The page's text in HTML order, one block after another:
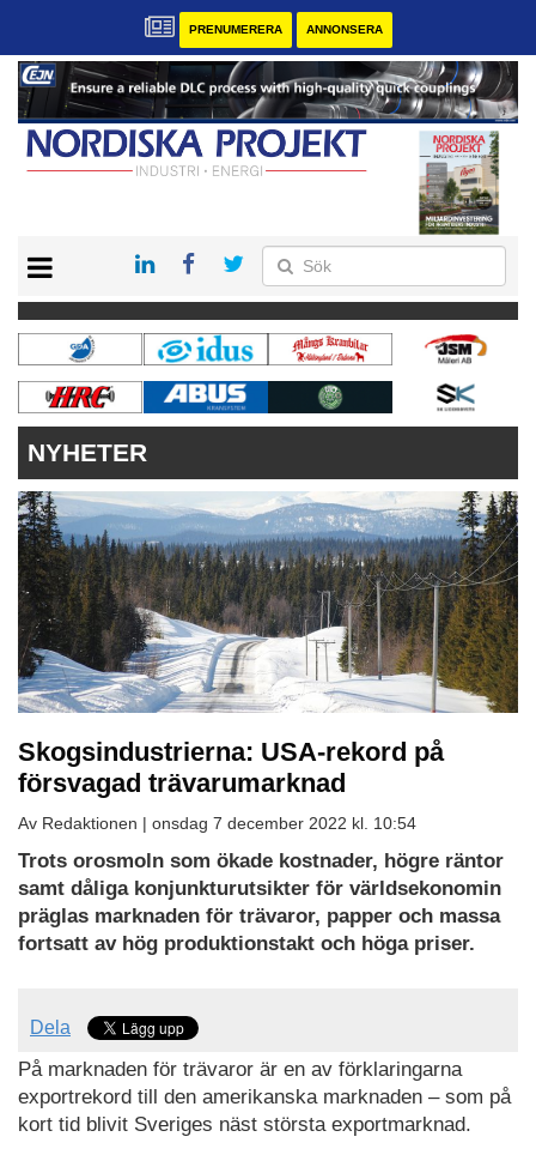
PRENUMERERA ANNONSERA
KONTAKT
VÅRA ANDRA MAGASIN
PRENUMERERA
ANNONSERA
NYHETER
Skogsindustrierna: USA-rekord på
försvagad trävarumarknad
Av Redaktionen | onsdag 7 december 2022 kl. 10:54
Trots orosmoln som ökade kostnader, högre räntor
samt dåliga konjunkturutsikter för världsekonomin
präglas marknaden för trävaror, papper och massa
fortsatt av hög produktionstakt och höga priser.
Dela
På marknaden för trävaror är en av förklaringarna
exportrekord till den amerikanska marknaden – som på
kort tid blivit Sveriges näst största exportmarknad.